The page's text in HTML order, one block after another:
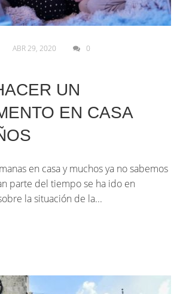
ABR 29, 2020 0
UN
EN CASA
en casa y muchos ya no sabemos
parte del tiempo se ha ido en
la situación de la...